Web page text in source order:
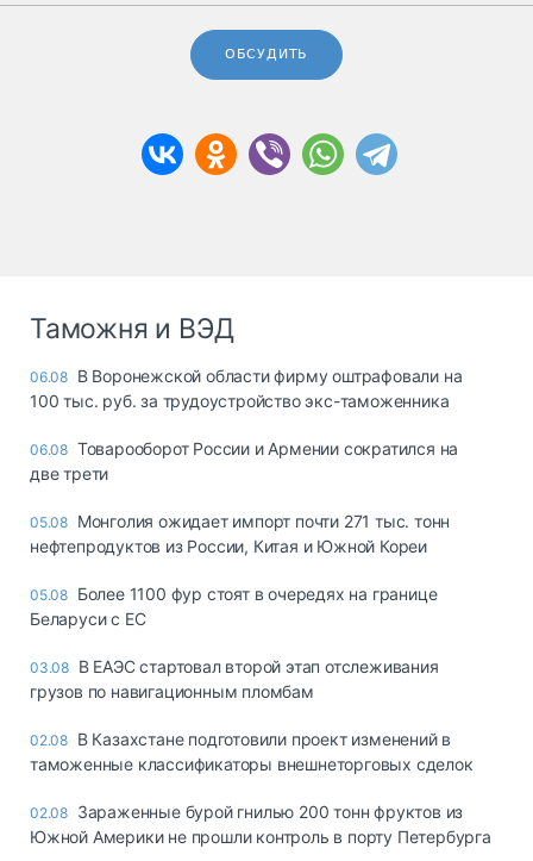
ОБСУДИТЬ
Таможня и ВЭД
06.08 В Воронежской области фирму оштрафовали на
100 тыс. руб. за трудоустройство экс-таможенника
06.08 Товарооборот России и Армении сократился на
две трети
05.08 Монголия ожидает импорт почти 271 тыс. тонн
нефтепродуктов из России, Китая и Южной Кореи
05.08 Более 1100 фур стоят в очередях на границе
Беларуси с ЕС
03.08 В ЕАЭС стартовал второй этап отслеживания
грузов по навигационным пломбам
02.08 В Казахстане подготовили проект изменений в
таможенные классификаторы внешнеторговых сделок
02.08 Зараженные бурой гнилью 200 тонн фруктов из
Южной Америки не прошли контроль в порту Петербурга